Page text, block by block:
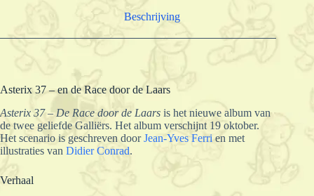
Beschrijving
Asterix 37 – en de Race door de Laars
Asterix 37 – De Race door de Laars is het nieuwe album van
de twee geliefde Galliërs. Het album verschijnt 19 oktober.
Het scenario is geschreven doorJean-Yves Ferri en met
illustraties van Didier Conrad.
Verhaal